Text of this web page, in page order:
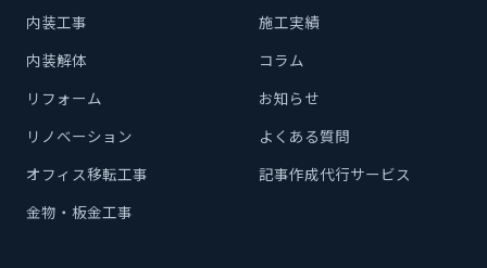
内装工事
内装解体
リフォーム
リノベーション
オフィス移転工事
金物・板金工事
施工実績
コラム
お知らせ
よくある質問
記事作成代行サービス